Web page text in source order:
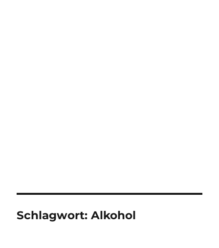
Schlagwort:Alkohol